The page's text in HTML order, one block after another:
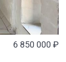
6 850 000 ₽